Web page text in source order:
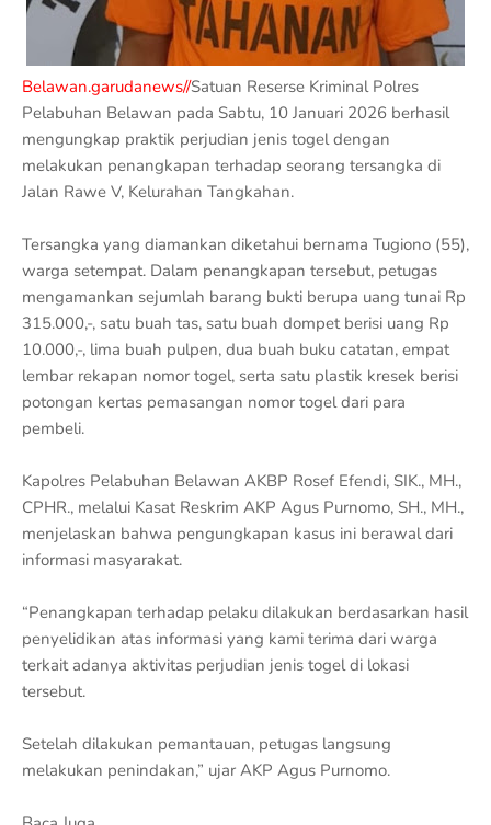
Belawan.garudanews//Satuan Reserse Kriminal Polres
Pelabuhan Belawan pada Sabtu, 10 Januari 2026 berhasil
mengungkap praktik perjudian jenis togel dengan
melakukan penangkapan terhadap seorang tersangka di
Jalan Rawe V, Kelurahan Tangkahan.
Tersangka yang diamankan diketahui bernama Tugiono (55),
warga setempat. Dalam penangkapan tersebut, petugas
mengamankan sejumlah barang bukti berupa uang tunai Rp
315.000,-, satu buah tas, satu buah dompet berisi uang Rp
10.000,-, lima buah pulpen, dua buah buku catatan, empat
lembar rekapan nomor togel, serta satu plastik kresek berisi
potongan kertas pemasangan nomor togel dari para
pembeli.
Kapolres Pelabuhan Belawan AKBP Rosef Efendi, SIK., MH.,
CPHR., melalui Kasat Reskrim AKP Agus Purnomo, SH., MH.,
menjelaskan bahwa pengungkapan kasus ini berawal dari
informasi masyarakat.
“Penangkapan terhadap pelaku dilakukan berdasarkan hasil
penyelidikan atas informasi yang kami terima dari warga
terkait adanya aktivitas perjudian jenis togel di lokasi
tersebut.
Setelah dilakukan pemantauan, petugas langsung
melakukan penindakan,” ujar AKP Agus Purnomo.